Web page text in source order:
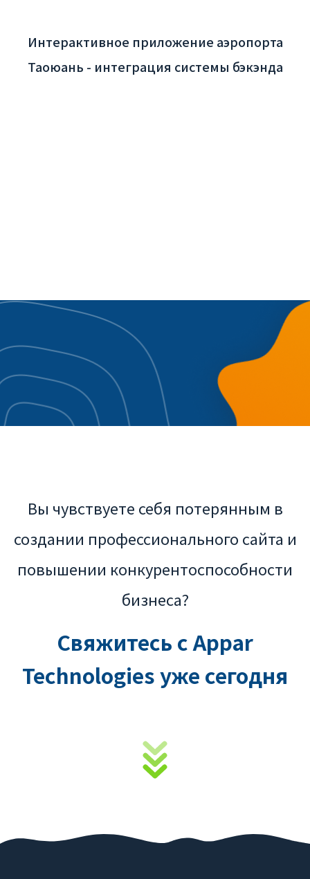
Вы чувствуете себя потерянным в
создании профессионального сайта и
повышении конкурентоспособности
бизнеса?
Свяжитесь с Appar
Technologies уже сегодня